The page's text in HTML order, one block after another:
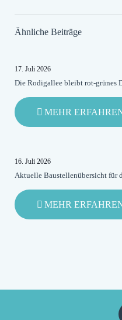
Ähnliche Beiträge
17. Juli 2026
Die Rodigallee bleibt rot-grünes
MEHR
16. Juli 2026
Aktuelle Baustellenübersicht für
MEHR